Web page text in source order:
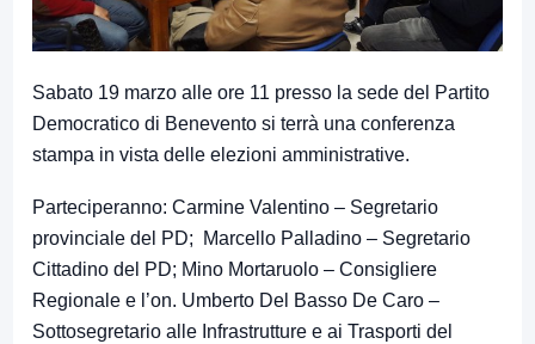
Sabato 19 marzo alle ore 11 presso la sede del Partito
Democratico di Benevento si terrà una conferenza
stampa in vista delle elezioni amministrative.
Parteciperanno: Carmine Valentino – Segretario
provinciale del PD; Marcello Palladino – Segretario
Cittadino del PD; Mino Mortaruolo – Consigliere
Regionale e l’on. Umberto Del Basso De Caro –
Sottosegretario alle Infrastrutture e ai Trasporti del